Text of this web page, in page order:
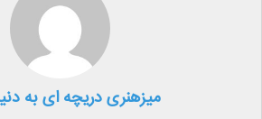
است. بخش غیر رقابتی نیز برای هنرمندان
طراحی شده و شامل همان بخش‌های اجرایی
میزهنری دریچه ای به